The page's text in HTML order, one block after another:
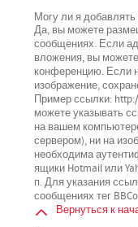
Могу ли я
Да, вы можете
сообщениях. Если
вложения, вы
конференцию. Если
изображение,
Пример ссылки:
можете указывать
на вашем
сервером), ни на
необходима
ящики Hotmail или
п. Для указания
сообщениях тег
Вернуться к